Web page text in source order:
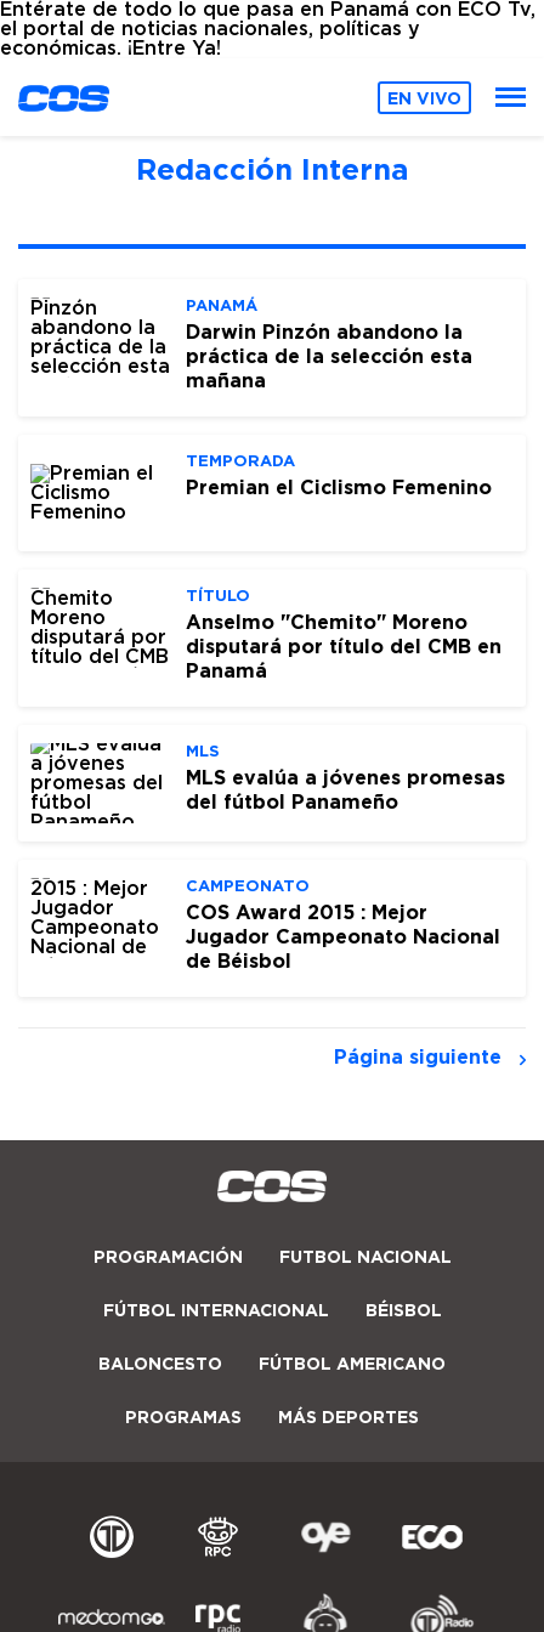
Entérate de todo lo que pasa en Panamá con ECO Tv,
el portal de noticias nacionales, políticas y
económicas. ¡Entre Ya!
EN VIVO
Redacción Interna
PANAMÁ
Darwin Pinzón abandono la
práctica de la selección esta
mañana
TEMPORADA
Premian el Ciclismo Femenino
TÍTULO
Anselmo "Chemito" Moreno
disputará por título del CMB en
Panamá
MLS
MLS evalúa a jóvenes promesas
del fútbol Panameño
CAMPEONATO
COS Award 2015 : Mejor
Jugador Campeonato Nacional
de Béisbol
Página siguiente
PROGRAMACIÓN FUTBOL NACIONAL
FÚTBOL INTERNACIONAL BÉISBOL
BALONCESTO FÚTBOL AMERICANO
PROGRAMAS MÁS DEPORTES